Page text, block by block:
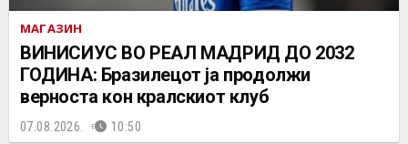
МАГАЗИН
ВИНИСИУС ВО РЕАЛ МАДРИД ДО 2032
ГОДИНА: Бразилецот ја продолжи
верноста кон кралскиот клуб
07.08.2026. 10:50